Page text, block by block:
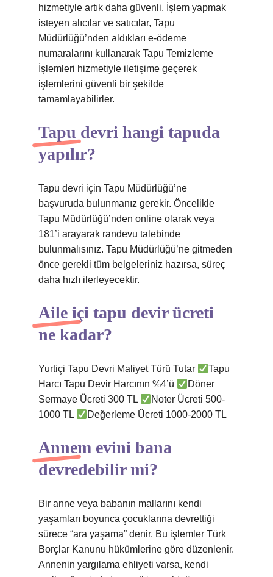
hizmetiyle artık daha güvenli. İşlem yapmak
isteyen alıcılar ve satıcılar, Tapu
Müdürlüğü’nden aldıkları e-ödeme
numaralarını kullanarak Tapu Temizleme
İşlemleri hizmetiyle iletişime geçerek
işlemlerini güvenli bir şekilde
tamamlayabilirler.
Tapu devri hangi tapuda
yapılır?
Tapu devri için Tapu Müdürlüğü’ne
başvuruda bulunmanız gerekir. Öncelikle
Tapu Müdürlüğü’nden online olarak veya
181’i arayarak randevu talebinde
bulunmalısınız. Tapu Müdürlüğü’ne gitmeden
önce gerekli tüm belgeleriniz hazırsa, süreç
daha hızlı ilerleyecektir.
Aile içi tapu devir ücreti
ne kadar?
Yurtiçi Tapu Devri Maliyet Türü Tutar
Tapu
Harcı Tapu Devir Harcının %4’ü
Döner
Sermaye Ücreti 300 TL
Noter Ücreti 500-
1000 TL
Değerleme Ücreti 1000-2000 TL
Annem evini bana
devredebilir mi?
Bir anne veya babanın mallarını kendi
yaşamları boyunca çocuklarına devrettiği
sürece “ara yaşama” denir. Bu işlemler Türk
Borçlar Kanunu hükümlerine göre düzenlenir.
Annenin yargılama ehliyeti varsa, kendi